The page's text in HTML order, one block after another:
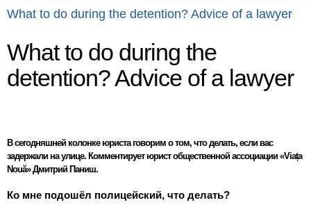
What to do during the detention? Advice of a lawyer
What to do during the
detention? Advice of a lawyer
В сегодняшней колонке юриста говорим о том, что делать, если вас
задержали на улице. Комментирует юрист общественной ассоциации «Viața
Nouă» Дмитрий Паниш.
Ко мне подошёл полицейский, что делать?